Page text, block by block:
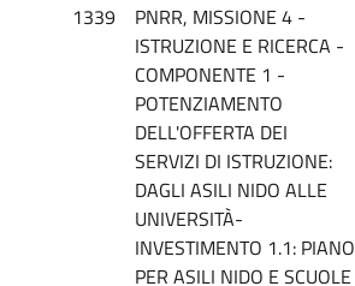
1339
PNRR, MISSIONE 4 -
ISTRUZIONE E RICERCA -
COMPONENTE 1 -
POTENZIAMENTO
DELL'OFFERTA DEI
SERVIZI DI ISTRUZIONE:
DAGLI ASILI NIDO ALLE
UNIVERSITÀ-
INVESTIMENTO 1.1: PIANO
PER ASILI NIDO E SCUOLE